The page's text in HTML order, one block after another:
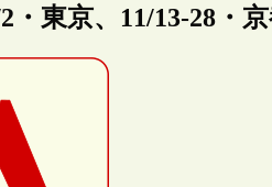
・東京、11/13-28・京